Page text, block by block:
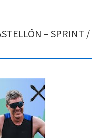
– SPRINT /